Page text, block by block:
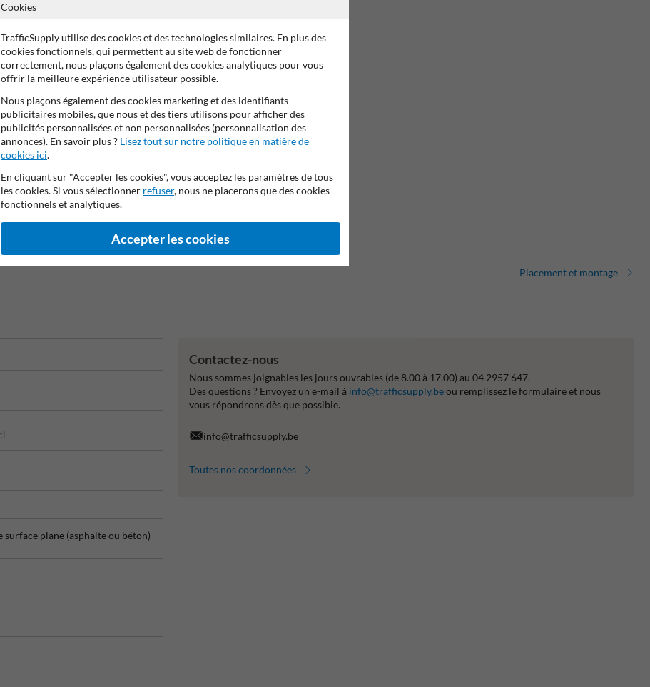
Placement et montage
Contactez-nous
Nous sommes joignables les jours ouvrables (de 8.00 à 17.00) au 04 2957 647.
Des questions ? Envoyez un e-mail à info@trafficsupply.beou remplissez le formulaire et nous
vous répondrons dès que possible.
info@trafficsupply.be
Toutes nos coordonnées
Cookies
TrafficSupply utilise des cookies et des technologies similaires. En plus des
cookies fonctionnels, qui permettent au site web de fonctionner
correctement, nous plaçons également des cookies analytiques pour vous
offrir la meilleure expérience utilisateur possible.
Nous plaçons également des cookies marketing et des identifiants
publicitaires mobiles, que nous et des tiers utilisons pour afficher des
publicités personnalisées et non personnalisées (personnalisation des
annonces). En savoir plus ? Lisez tout sur notre politique en matière de
cookies ici.
En cliquant sur "Accepter les cookies", vous acceptez les paramètres de tous
les cookies. Si vous sélectionner refuser, nous ne placerons que des cookies
fonctionnels et analytiques.
Accepter les cookies